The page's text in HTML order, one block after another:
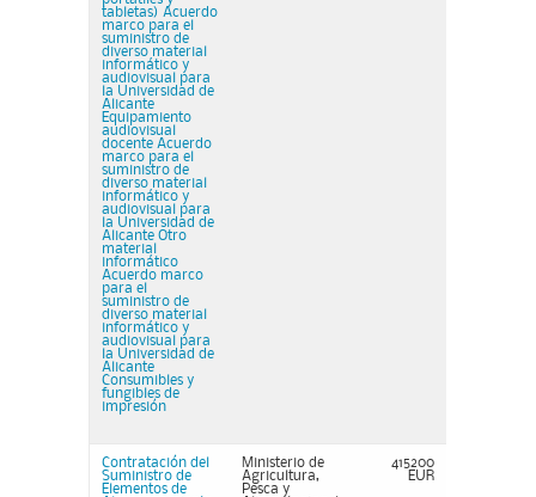
tabletas) Acuerdo
marco para el
suministro de
diverso material
informático y
audiovisual para
la Universidad de
Alicante
Equipamiento
audiovisual
docente Acuerdo
marco para el
suministro de
diverso material
informático y
audiovisual para
la Universidad de
Alicante Otro
material
informático
Acuerdo marco
para el
suministro de
diverso material
informático y
audiovisual para
la Universidad de
Alicante
Consumibles y
fungibles de
impresión
Contratación del
Suministro de
Elementos de
Ministerio de
Agricultura,
Pesca y
415200
EUR